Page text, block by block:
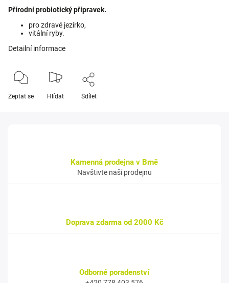
Přírodní probiotický přípravek.
pro zdravé jezírko,
vitální ryby.
Detailní informace
Zeptat se Hlídat Sdílet
Kamenná prodejna v Brně
Navštivte naši prodejnu
Doprava zdarma od 2000 Kč
Odborné poradenství